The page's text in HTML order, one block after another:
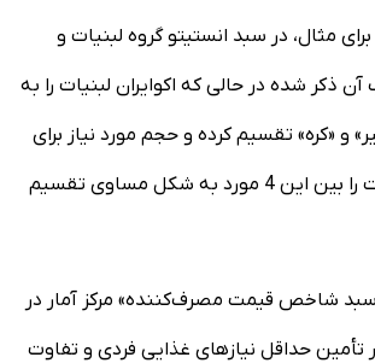
مثال، در سبد انستیتو گروه لبنیات و
ذکر شده در حالی که اکوایران لبنیات را به
و «کره» تقسیم کرده و حجم مورد نیاز برای
مصرف ماهانه لبنیات را بین این 4 مورد به شکل مساوی تقسیم
شاخص قیمت مصرف‌کننده» مرکز آمار در
تأمین حداقل نیازهای غذایی فردی و تفاوت